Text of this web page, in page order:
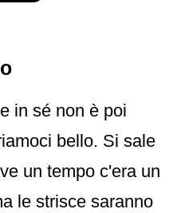
in sé non è poi
bello. Si sale
un tempo c'era un
le strisce saranno